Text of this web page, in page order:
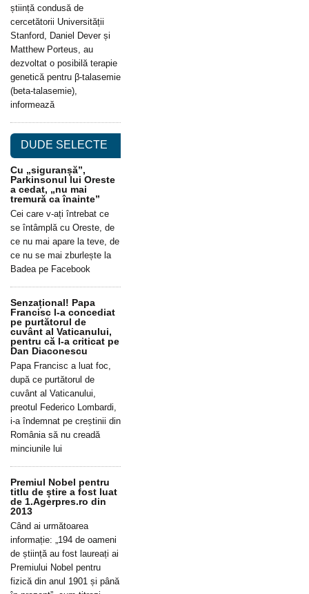
știință condusă de
cercetătorii Universității
Stanford, Daniel Dever și
Matthew Porteus, au
dezvoltat o posibilă terapie
genetică pentru β-talasemie
(beta-talasemie),
informează
DUDE SELECTE
Cu „siguranșă”,
Parkinsonul lui Oreste
a cedat, „nu mai
tremură ca înainte”
Cei care v-ați întrebat ce
se întâmplă cu Oreste, de
ce nu mai apare la teve, de
ce nu se mai zburlește la
Badea pe Facebook
Senzațional! Papa
Francisc l-a concediat
pe purtătorul de
cuvânt al Vaticanului,
pentru că l-a criticat pe
Dan Diaconescu
Papa Francisc a luat foc,
după ce purtătorul de
cuvânt al Vaticanului,
preotul Federico Lombardi,
i-a îndemnat pe creștinii din
România să nu creadă
minciunile lui
Premiul Nobel pentru
titlu de știre a fost luat
de 1.Agerpres.ro din
2013
Când ai următoarea
informație: „194 de oameni
de știință au fost laureați ai
Premiului Nobel pentru
fizică din anul 1901 și până